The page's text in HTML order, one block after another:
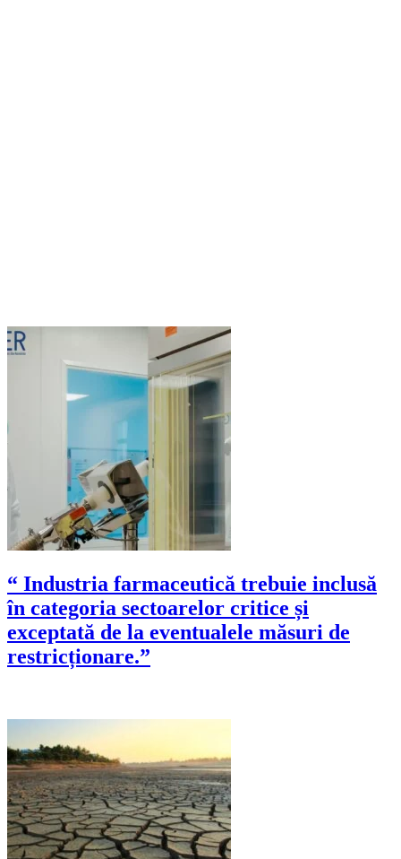
“ Industria farmaceutică trebuie inclusă
în categoria sectoarelor critice și
exceptată de la eventualele măsuri de
restricționare.”